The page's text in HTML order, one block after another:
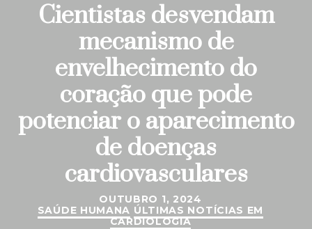
Cientistas desvendam
mecanismo de
envelhecimento do
coração que pode
potenciar o aparecimento
de doenças
cardiovasculares
OUTUBRO 1, 2024
SAÚDE HUMANA ÚLTIMAS NOTÍCIAS EM
CARDIOLOGIA